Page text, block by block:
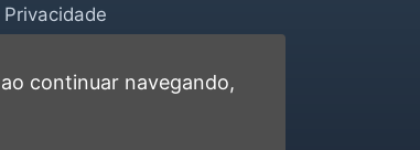
continuar navegando,